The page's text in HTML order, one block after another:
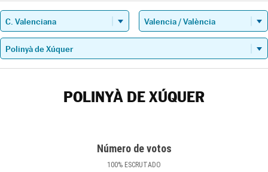
POLINYÀ DE XÚQUER
Número de votos
100% ESCRUTADO